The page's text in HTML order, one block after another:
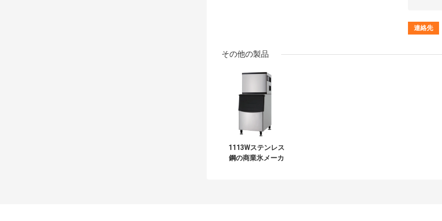
その他の製品
1113Wステンレス
鋼の商業氷メーカ